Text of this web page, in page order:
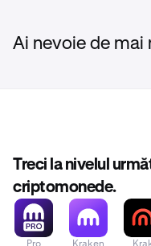
Ai nevoie de mai
Treci la nivelul
criptomonede.